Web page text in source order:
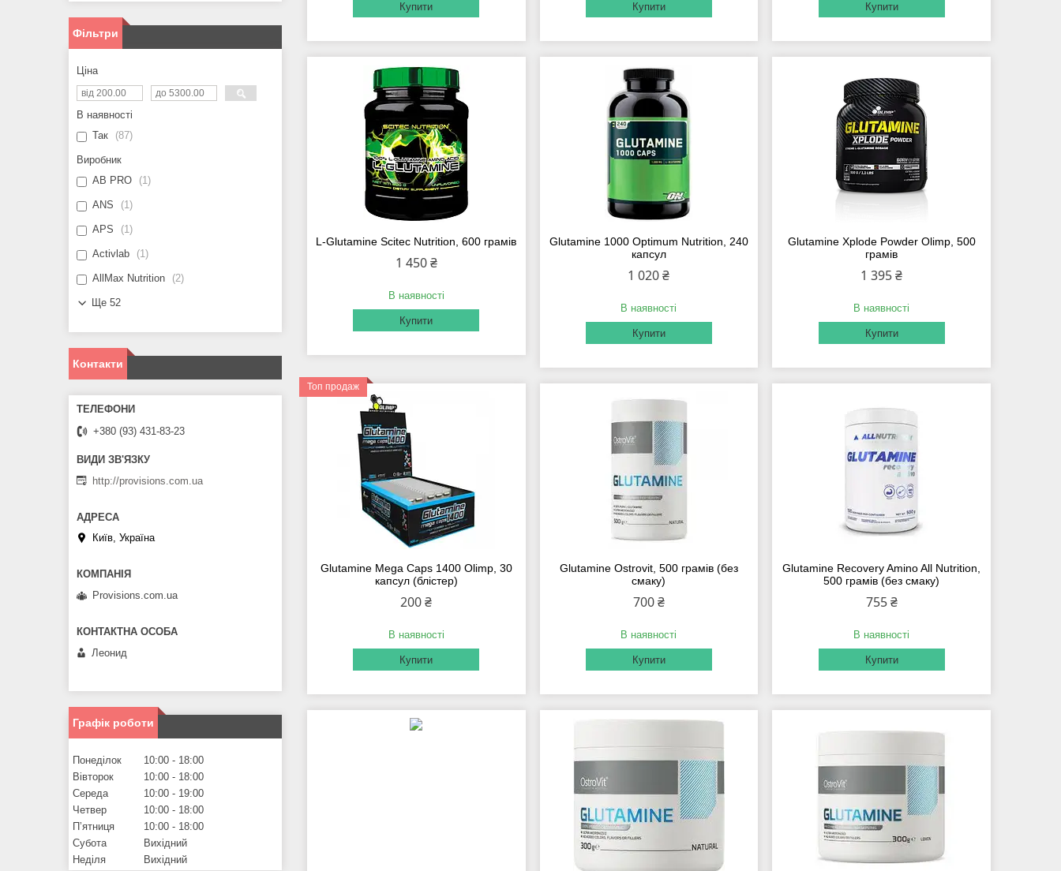
Купити Купити Купити
L-Glutamine Scitec Nutrition, 600 грамів
1 450 ₴
В наявності
Купити
Glutamine 1000 Optimum Nutrition, 240
капсул
1 020 ₴
В наявності
Купити
Glutamine Xplode Powder Olimp, 500
грамів
1 395 ₴
В наявності
Купити
Топ продаж
Glutamine Mega Caps 1400 Olimp, 30
капсул (блістер)
200 ₴
В наявності
Купити
Glutamine Ostrovit, 500 грамів (без
смаку)
700 ₴
В наявності
Купити
Glutamine Recovery Amino All Nutrition,
500 грамів (без смаку)
755 ₴
В наявності
Купити
Фільтри
Ціна
В наявності
Так
87
Виробник
AB PRO
1
ANS 1
APS 1
Activlab 1
AllMax Nutrition 2
Ще 52
Контакти
+380 (93) 431-83-23
http://provisions.com.ua
Київ, Україна
Provisions.com.ua
Леонид
Графік роботи
Понеділок 10:00
18:00
Вівторок
10:00
18:00
Середа
10:00
19:00
Четвер
10:00
18:00
Пʼятниця
10:00
18:00
Субота
Вихідний
Неділя
Вихідний